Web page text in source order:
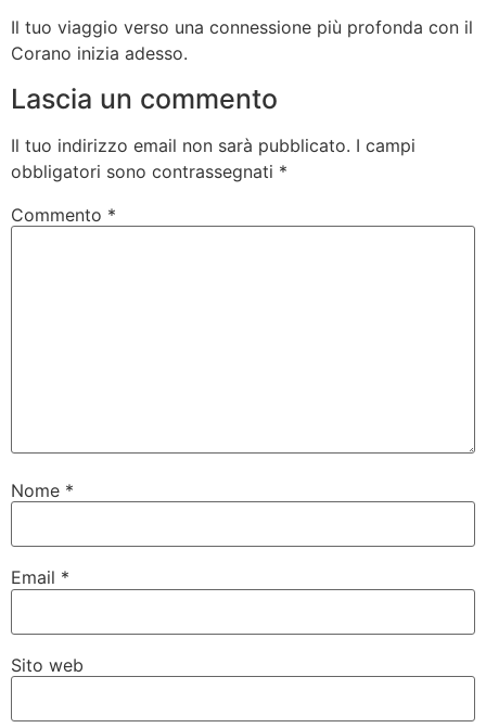
Il tuo viaggio verso una connessione più profonda con il
Corano inizia adesso.
Lascia un commento
Il tuo indirizzo email non sarà pubblicato. I campi
obbligatori sono contrassegnati *
Commento *
Nome *
Email *
Sito web